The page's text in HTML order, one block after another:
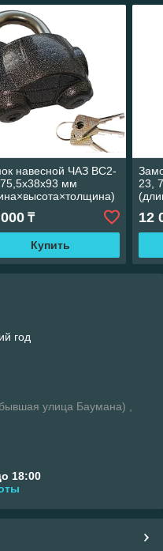
навесной ЧАЗ ВС2-
мм
₸
Купить
23,
12
год
улица Баумана) ,
18:00